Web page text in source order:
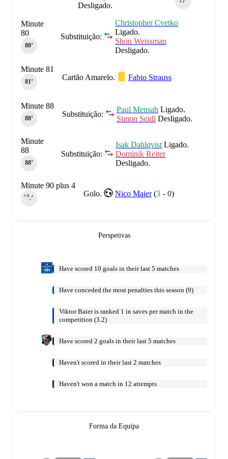
Desligado.
Substituição:
Christopher Cvetko
Ligado.
Shon Weissman
Desligado.
Minute
80
80‎’‎
Cartão Amarelo. Fabio Strauss
Minute 81
81‎’‎
Substituição:
Paul Mensah Ligado.
Simon Seidl Desligado.
Minute 88
88‎’‎
Substituição:
Isak Dahlqvist Ligado.
Dominik Reiter
Desligado.
Minute
88
88‎’‎
Golo. Nico Maier (3 -0)
Minute 90 plus 4
90‎’‎
+4
Perspetivas
Have scored 10 goals in their last 5 matches
Have conceded the most penalties this season (9)
Viktor Baier is ranked 1 in saves per match in the
competition (3.2)
Have scored 2 goals in their last 5 matches
Haven't scored in their last 2 matches
Haven't won a match in 12 attempts
Forma da Equipa